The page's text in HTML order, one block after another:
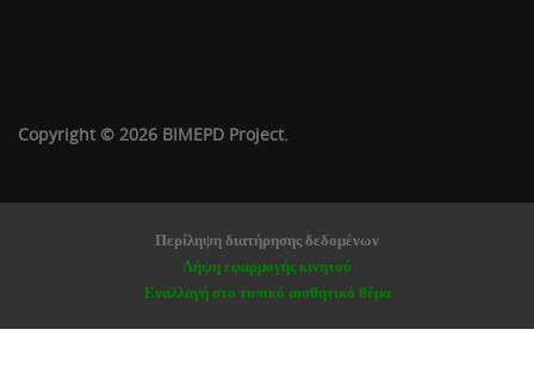
Copyright © 2026 BIMEPD Project.
Περίληψη διατήρησης δεδομένων
Λήψη εφαρμογής κινητού
Εναλλαγή στο τυπικό αισθητικό θέμα